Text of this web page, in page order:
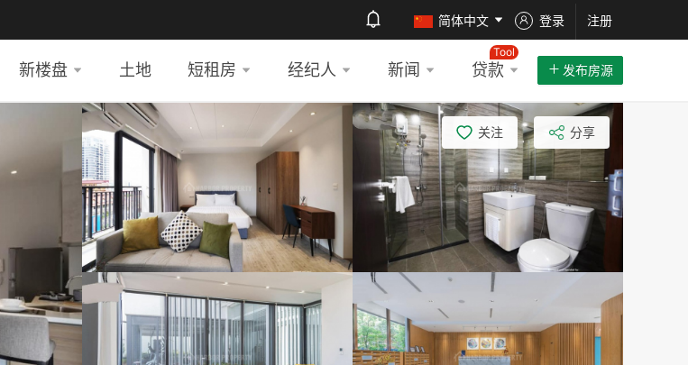
简体中文 登录 注册
新楼盘 土地 短租房 经纪人 新闻 贷款
Tool
发布房源
关注 分享